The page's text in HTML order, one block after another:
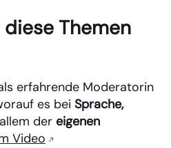
Themen
erfahrende Moderatorin
es bei Sprache,
der eigenen
Video